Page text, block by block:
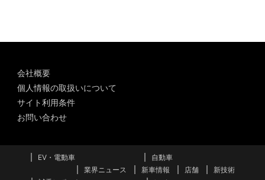
会社概要
個人情報の取扱いについて
サイト利用条件
お問い合わせ
EV・電動車
自動車
業界ニュース
新車情報 店舗
新技術